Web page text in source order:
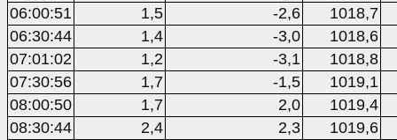
06:00:51
1,5 -2,6
1018,7
06:30:44
1,4 -3,0
1018,6
07:01:02
1,2 -3,1
1018,8
07:30:56
1,7 -1,5
1019,1
08:00:50
1,7 2,0
1019,4
08:30:44
2,4 2,3
1019,6